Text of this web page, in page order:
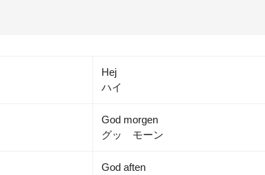
Hej
ハイ
God morgen
グッ モーン
God aften